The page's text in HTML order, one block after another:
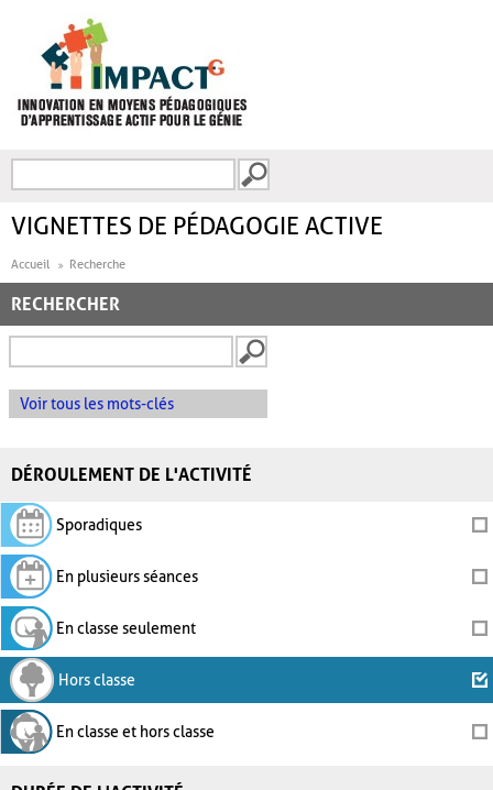
FORMULAIRE DE
VIGNETTES DE PÉDAGOGIE ACTIVE
Accueil Recherche
RECHERCHER
Voir tous les mots-clés
DÉROULEMENT DE L'ACTIVITÉ
Sporadiques
En plusieurs séances
En classe seulement
Hors classe
En classe et hors classe